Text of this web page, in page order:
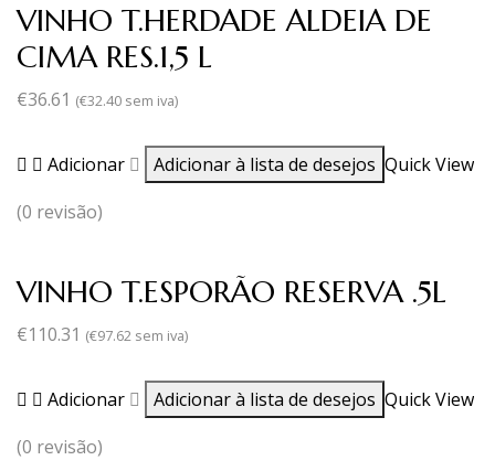
VINHO T.HERDADE ALDEIA DE
CIMA RES.1,5 L
€36.61 (€32.40 sem iva)
Adicionar Adicionar à lista de desejos Quick View
(0 revisão)
VINHO T.ESPORÃO RESERVA .5L
€110.31 (€97.62 sem iva)
Adicionar Adicionar à lista de desejos Quick View
(0 revisão)